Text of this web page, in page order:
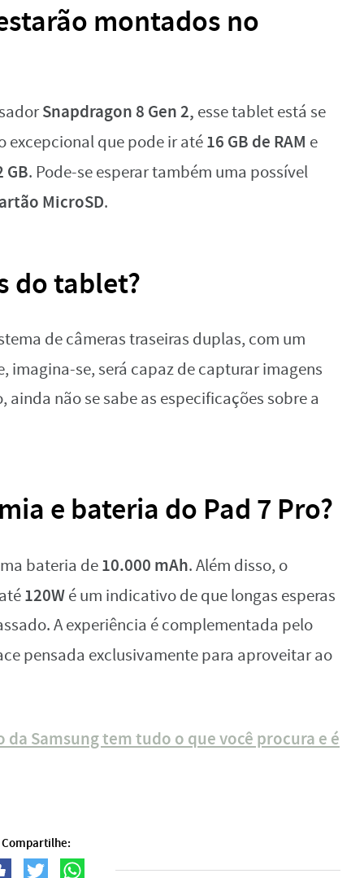
montados no
Snapdragon 8 Gen 2, esse tablet está se
excepcional que pode ir até16 GB de RAM e
GB. Pode-se esperar também uma possível
MicroSD.
do tablet?
de câmeras traseiras duplas, com um
imagina-se, será capaz de capturar imagens
não se sabe as especificações sobre a
e bateria do Pad 7 Pro?
bateria de10.000 mAh. Além disso, o
120Wé um indicativo de que longas esperas
A experiência é complementada pelo
pensada exclusivamente para aproveitar ao
da Samsung tem tudo o que você procura e é
Compartilhe: